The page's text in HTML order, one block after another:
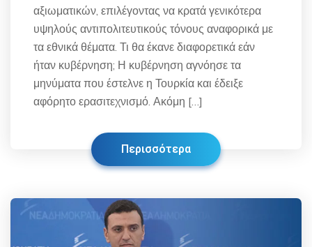
αξιωματικών, επιλέγοντας να κρατά γενικότερα
υψηλούς αντιπολιτευτικούς τόνους αναφορικά με
τα εθνικά θέματα. Τι θα έκανε διαφορετικά εάν
ήταν κυβέρνηση; Η κυβέρνηση αγνόησε τα
μηνύματα που έστελνε η Τουρκία και έδειξε
αφόρητο ερασιτεχνισμό. Ακόμη […]
Περισσότερα